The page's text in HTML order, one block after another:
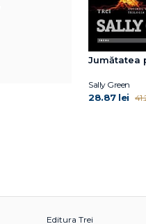
Jumătatea
Sally Green
28.87 lei
Editura Trei